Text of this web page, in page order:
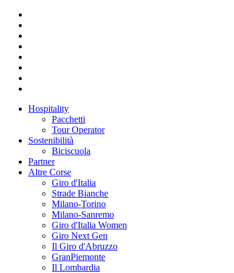
Hospitality
Pacchetti
Tour Operator
Sostenibilità
Biciscuola
Partner
Altre Corse
Giro d'Italia
Strade Bianche
Milano-Torino
Milano-Sanremo
Giro d'Italia Women
Giro Next Gen
Il Giro d'Abruzzo
GranPiemonte
Il Lombardia